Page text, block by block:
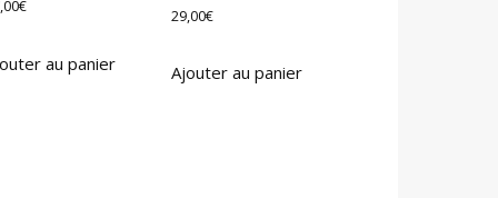
€
au panier
29,00€
Ajouter au panier